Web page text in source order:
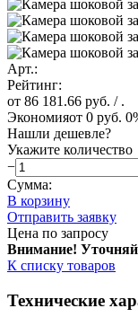
Арт.:
Рейтинг:
от 86 181.66 руб. / .
Экономияот 0 руб.
Нашли дешевле?
Укажите количество
−
Сумма:
В корзину
Отправить заявку
Цена по запросу
Внимание!
К списку товаров
Технические